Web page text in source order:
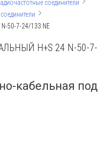
соединители
50-7-24/133 NE
H+S 24 N-50-7-
кабельная под